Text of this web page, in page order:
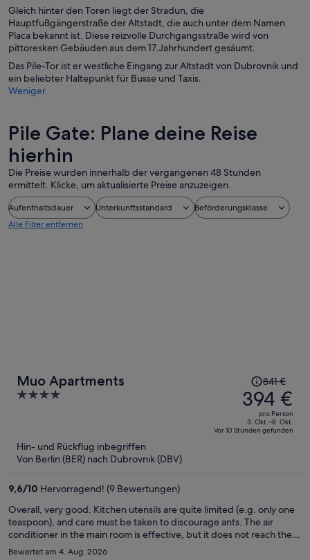
Gleich hinter den Toren liegt der Stradun, die
Hauptfußgängerstraße der Altstadt, die auch unter dem Namen
Placa bekannt ist. Diese reizvolle Durchgangsstraße wird von
pittoresken Gebäuden aus dem 17.Jahrhundert gesäumt.
Das Pile-Tor ist er westliche Eingang zur Altstadt von Dubrovnik und
ein beliebter Haltepunkt für Busse und Taxis.
Weniger
Pile Gate: Plane deine Reise
hierhin
Die Preise wurden innerhalb der vergangenen 48 Stunden
ermittelt. Klicke, um aktualisierte Preise anzuzeigen.
Aufenthaltsdauer Unterkunftsstandard
Beförderungsklasse
Alle Filter entfernen
Muo Apartments
4
Der
Preis
betrug
841 €,
jetzt
Person
841 €
394 €
pro Person
3. Okt.–8. Okt.
Vor 10 Stunden gefunden
Hin- und Rückflug inbegriffen
Von Berlin (BER) nach Dubrovnik (DBV)
9,6/10 Hervorragend! (9 Bewertungen)
Overall, very good. Kitchen utensils are quite limited (e.g. only one
teaspoon), and care must be taken to discourage ants. The air
conditioner in the main room is effective, but it does not reach the
bedroom. The owner is very helpful and friendly.
Bewertet am 4. Aug. 2026